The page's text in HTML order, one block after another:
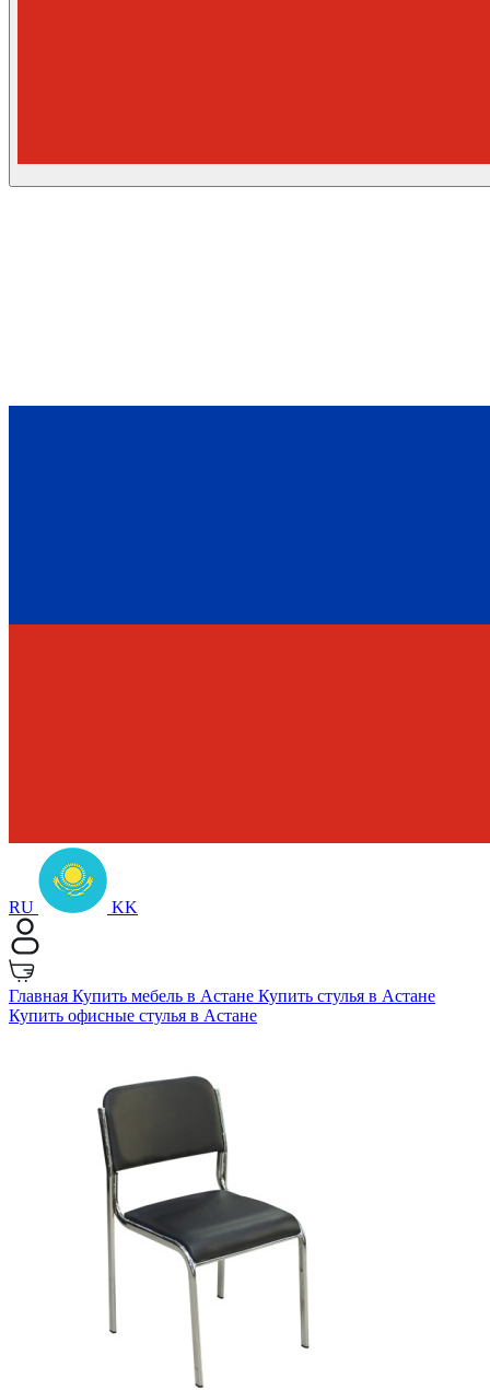
RU KK
Главная Купить мебель в Астане Купить стулья в Астане
Купить офисные стулья в Астане